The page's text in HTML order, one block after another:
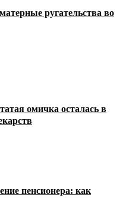
ругательства во
омичка осталась в
пенсионера: как